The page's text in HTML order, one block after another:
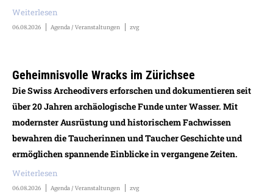
Weiterlesen
06.08.2026 Agenda / Veranstaltungen zvg
Geheimnisvolle Wracks im Zürichsee
Die Swiss Archeodivers erforschen und dokumentieren seit
über 20 Jahren archäologische Funde unter Wasser. Mit
modernster Ausrüstung und historischem Fachwissen
bewahren die Taucherinnen und Taucher Geschichte und
ermöglichen spannende Einblicke in vergangene Zeiten.
Weiterlesen
06.08.2026 Agenda / Veranstaltungen zvg